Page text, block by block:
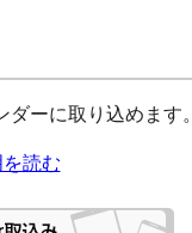
ーに取り込めます。
読む